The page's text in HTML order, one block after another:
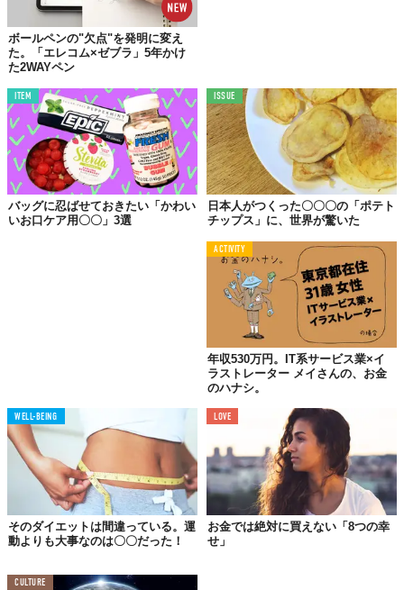
トロールできるようになる と主張する。
2021年の研究では、実際に「お金を使って時間を買う」行動が幸
福度の上昇に繋がると証明されている。家事代行サービスだけで
進めるためのITツール導入などもまさに「時間を買う」行動と言
えるだろう。
「経験」と「自己投資」
本当に価値あるお金の使い方
分と向き合い、心豊かな時間を過ごすことではないだろうか。
高収入によって時間の自由を手に入れた人がいる一方で、こんな
人も。会社を売却して講演者育成の会社を新たに設立したアンデ
ィ・ハリントン氏は「お金を稼ぐことだけが目的になってしま
い、幸せを感じられなくなってしまった」と語る。彼は年収約2億
4000万円の会社を売却し、本当にやりたいことを仕事にすること
で心の充足感を得ることができたという。
ハリントン氏が「お金よりも、どのようにお金を稼ぐか、どのよ
うに時間を過ごすかが大切だ」と述べていることからも、私たち
は働く目的や人生の過ごし方について問い直し、時間の使い方を
見つめ直すことで、より豊かな人生を創造できるのではないだろ
うか。
お金で時間を買うという選択肢は単なる贅沢ではなく、より充実
した日々を送るための有効な手段になり得るだろう。
ボールペンの"欠点"を発明に変え
た。「エレコム×ゼブラ」5年かけ
た2WAYペン
ITEM
バッグに忍ばせておきたい「かわい
いお口ケア用〇〇」3選
ISSUE
日本人がつくった〇〇〇の「ポテト
チップス」に、世界が驚いた
ACTIVITY
年収530万円。IT系サービス業×イ
ラストレーター メイさんの、お金
のハナシ。
WELL-BEING
そのダイエットは間違っている。運
動よりも大事なのは〇〇だった！
LOVE
お金では絶対に買えない「8つの幸
せ」
CULTURE